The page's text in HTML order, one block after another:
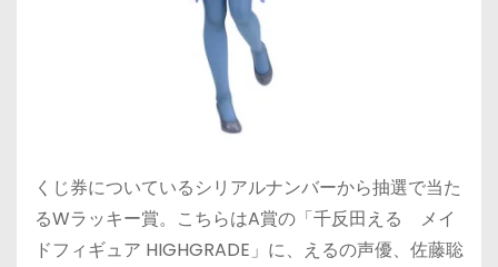
くじ券についているシリアルナンバーから抽選で当た
るWラッキー賞。こちらはA賞の「千反田える メイ
ドフィギュア HIGHGRADE」に、えるの声優、佐藤聡